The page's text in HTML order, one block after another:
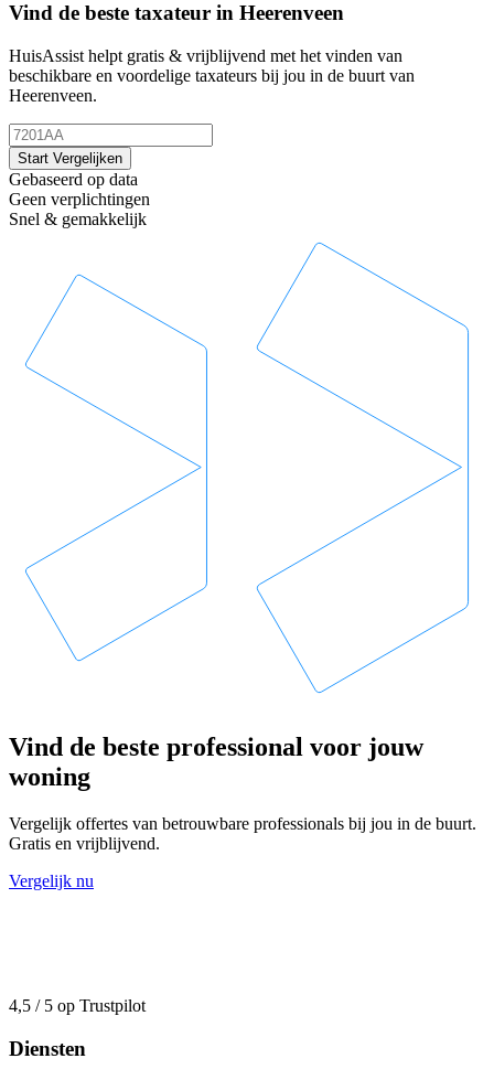
Vind de beste taxateur in Heerenveen
HuisAssist helpt gratis & vrijblijvend met het vinden van
beschikbare en voordelige taxateurs bij jou in de buurt van
Heerenveen.
Start Vergelijken
Gebaseerd op data
Geen verplichtingen
Snel & gemakkelijk
Vind de beste professional voor jouw
woning
Vergelijk offertes van betrouwbare professionals bij jou in de buurt.
Gratis en vrijblijvend.
Vergelijk nu
4,5 / 5 op Trustpilot
Diensten